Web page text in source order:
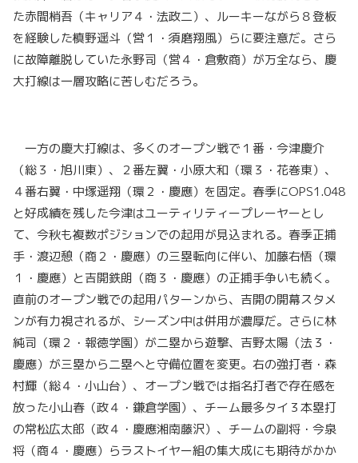
た赤間梢吾（キャリア４・法政二）、ルーキーながら８登板
を経験した槙野遥斗（営１・須磨翔風）らに要注意だ。さら
に故障離脱していた永野司（営４・倉敷商）が万全なら、慶
大打線は一層攻略に苦しむだろう。
一方の慶大打線は、多くのオープン戦で１番・今津慶介
（総３・旭川東）、２番左翼・小原大和（環３・花巻東）、
４番右翼・中塚遥翔（環２・慶應）を固定。春季にOPS1.048
と好成績を残した今津はユーティリティープレーヤーとし
て、今秋も複数ポジションでの起用が見込まれる。春季正捕
手・渡辺憩（商２・慶應）の三塁転向に伴い、加藤右悟（環
１・慶應）と吉開鉄朗（商３・慶應）の正捕手争いも続く。
直前のオープン戦での起用パターンから、吉開の開幕スタメ
ンが有力視されるが、シーズン中は併用が濃厚だ。さらに林
純司（環２・報徳学園）が二塁から遊撃、吉野太陽（法３・
慶應）が三塁から二塁へと守備位置を変更。右の強打者・森
村輝（総４・小山台）、オープン戦では指名打者で存在感を
放った小山春（政４・鎌倉学園）、チーム最多タイ３本塁打
の常松広太郎（政４・慶應湘南藤沢）、チームの副将・今泉
将（商４・慶應）らラストイヤー組の集大成にも期待がかか